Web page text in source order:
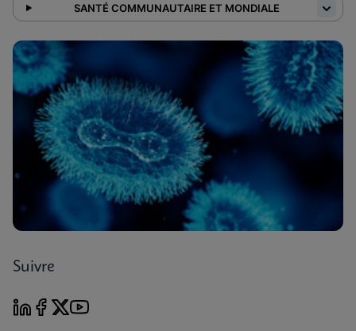
SANTÉ COMMUNAUTAIRE ET MONDIALE
Suivre